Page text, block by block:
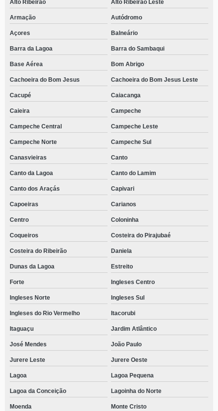
Alto Ribeirão Alto Ribeirão Leste
Armação Autódromo
Açores Balneário
Barra da Lagoa Barra do Sambaqui
Base Aérea Bom Abrigo
Cachoeira do Bom Jesus Cachoeira do Bom Jesus Leste
Cacupé Caiacanga
Caieira Campeche
Campeche Central Campeche Leste
Campeche Norte Campeche Sul
Canasvieiras Canto
Canto da Lagoa Canto do Lamim
Canto dos Araçás Capivari
Capoeiras Carianos
Centro Coloninha
Coqueiros Costeira do Pirajubaé
Costeira do Ribeirão Daniela
Dunas da Lagoa Estreito
Forte Ingleses Centro
Ingleses Norte Ingleses Sul
Ingleses do Rio Vermelho Itacorubi
Itaguaçu Jardim Atlântico
José Mendes João Paulo
Jurere Leste Jurere Oeste
Lagoa Lagoa Pequena
Lagoa da Conceição Lagoinha do Norte
Moenda Monte Cristo